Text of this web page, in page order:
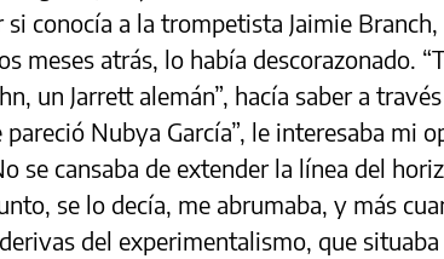
conocía a la trompetista Jaimie Branch,
meses atrás, lo había descorazonado.
un Jarrett alemán”, hacía saber a
pareció Nubya García”, le interesaba mi
se cansaba de extender la línea del
se lo decía, me abrumaba, y más
del experimentalismo, que situaba